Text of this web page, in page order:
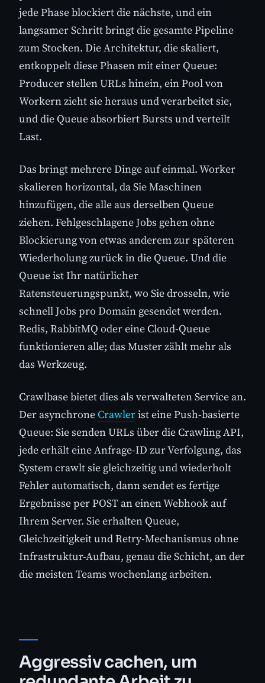
jede Phase blockiert die nächste, und ein
langsamer Schritt bringt die gesamte Pipeline
zum Stocken. Die Architektur, die skaliert,
entkoppelt diese Phasen mit einer Queue:
Producer stellen URLs hinein, ein Pool von
Workern zieht sie heraus und verarbeitet sie,
und die Queue absorbiert Bursts und verteilt
Last.
Das bringt mehrere Dinge auf einmal. Worker
skalieren horizontal, da Sie Maschinen
hinzufügen, die alle aus derselben Queue
ziehen. Fehlgeschlagene Jobs gehen ohne
Blockierung von etwas anderem zur späteren
Wiederholung zurück in die Queue. Und die
Queue ist Ihr natürlicher
Ratensteuerungspunkt, wo Sie drosseln, wie
schnell Jobs pro Domain gesendet werden.
Redis, RabbitMQ oder eine Cloud-Queue
funktionieren alle; das Muster zählt mehr als
das Werkzeug.
Crawlbase bietet dies als verwalteten Service an.
Der asynchroneCrawlerist eine Push-basierte
Queue: Sie senden URLs über die Crawling API,
jede erhält eine Anfrage-ID zur Verfolgung, das
System crawlt sie gleichzeitig und wiederholt
Fehler automatisch, dann sendet es fertige
Ergebnisse per POST an einen Webhook auf
Ihrem Server. Sie erhalten Queue,
Gleichzeitigkeit und Retry-Mechanismus ohne
Infrastruktur-Aufbau, genau die Schicht, an der
die meisten Teams wochenlang arbeiten.
Aggressiv cachen, um